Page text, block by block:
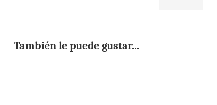
También le puede gustar...